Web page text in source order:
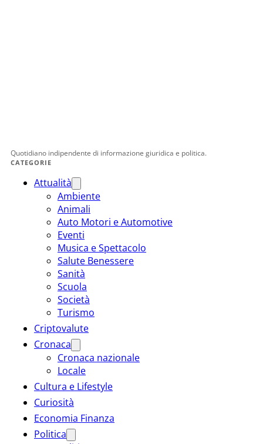
Quotidiano indipendente di informazione giuridica e politica.
CATEGORIE
Attualità
Ambiente
Animali
Auto Motori e Automotive
Eventi
Musica e Spettacolo
Salute Benessere
Sanità
Scuola
Società
Turismo
Criptovalute
Cronaca
Cronaca nazionale
Locale
Cultura e Lifestyle
Curiosità
Economia Finanza
Politica